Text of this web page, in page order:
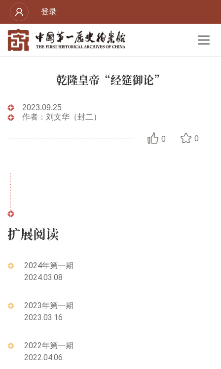
登录
乾隆皇帝“经筵御论”
2023.09.25
作者：刘文华（封二）
0 0
扩展阅读
2024年第一期
2024.03.08
2023年第一期
2023.03.16
2022年第一期
2022.04.06